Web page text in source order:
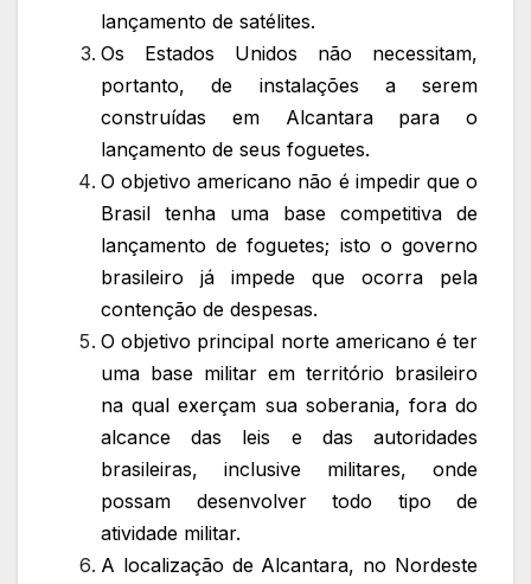
lançamento de satélites.
Os Estados Unidos não necessitam,
portanto, de instalações a serem
construídas em Alcantara para o
lançamento de seus foguetes.
O objetivo americano não é impedir que o
Brasil tenha uma base competitiva de
lançamento de foguetes; isto o governo
brasileiro já impede que ocorra pela
contenção de despesas.
O objetivo principal norte americano é ter
uma base militar em território brasileiro
na qual exerçam sua soberania, fora do
alcance das leis e das autoridades
brasileiras, inclusive militares, onde
possam desenvolver todo tipo de
atividade militar.
A localização de Alcantara, no Nordeste